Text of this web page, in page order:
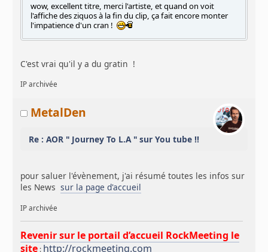
wow, excellent titre, merci l'artiste, et quand on voit
l'affiche des ziquos à la fin du clip, ça fait encore monter
l'impatience d'un cran !
C'est vrai qu'il y a du gratin !
IP archivée
MetalDen
Re : AOR " Journey To L.A " sur You tube !!
pour saluer l'évènement, j'ai résumé toutes les infos sur
les Newssur la page d'accueil
IP archivée
Revenir sur le portail d’accueil RockMeeting le
site : http://rockmeeting.com